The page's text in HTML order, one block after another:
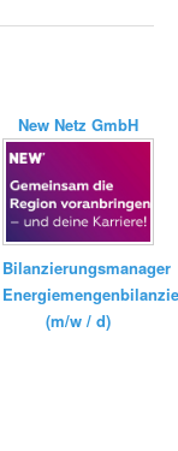
New Netz GmbH
Bilanzierungsmanager
(m/w / d)